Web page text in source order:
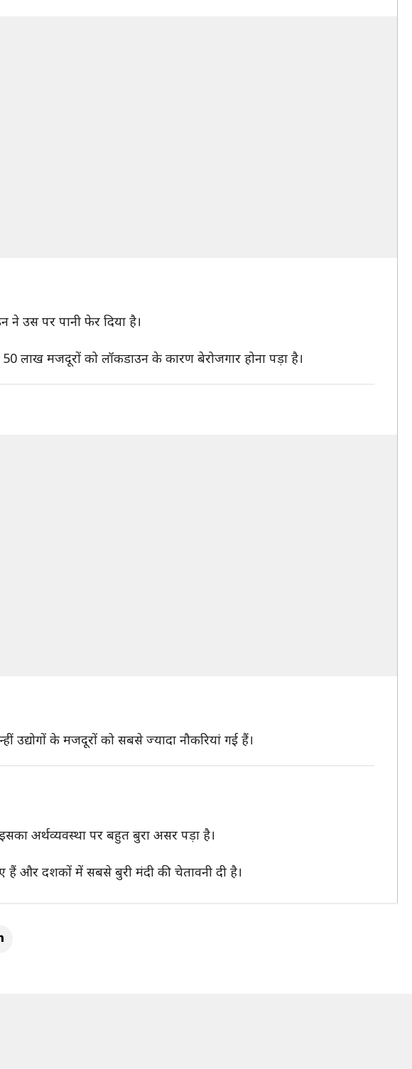
ने उस पर पानी फेर दिया है।
लाख मजदूरों को लॉकडाउन के कारण बेरोजगार होना पड़ा है।
के मजदूरों को सबसे ज्यादा नौकरियां गई हैं।
अर्थव्यवस्था पर बहुत बुरा असर पड़ा है।
हैं और दशकों में सबसे बुरी मंदी की चेतावनी दी है।